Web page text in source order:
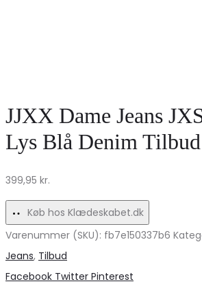
JJXX Dame Jeans
Lys Blå Denim
399,95 kr.
Køb hos Klædeskabet.dk
Varenummer (SKU): fb7e150337b6
Jeans, Tilbud
Share
Facebook Twitter Pinterest